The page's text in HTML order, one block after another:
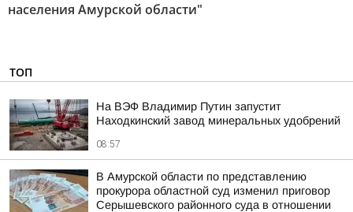
населения Амурской области"
ТОП
На ВЭФ Владимир Путин запустит
Находкинский завод минеральных удобрений
08:57
В Амурской области по представлению
прокурора областной суд изменил приговор
Серышевского районного суда в отношении